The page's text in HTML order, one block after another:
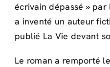
écrivain dépassé »
a inventé un auteur
publié La Vie devant
Le roman a remporté